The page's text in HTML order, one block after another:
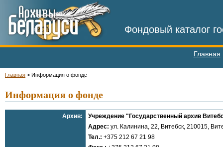
Фондовый каталог
Главная
Главная > Информация о фонде
Информация о фонде
Архив:
Учреждение "Государственный архив
Адрес: ул. Калинина, 22, Витебск, 210015,
Тел.: +375 212 67 21 98